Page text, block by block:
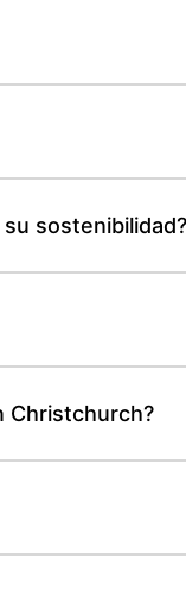
sostenibilidad?
Christchurch?